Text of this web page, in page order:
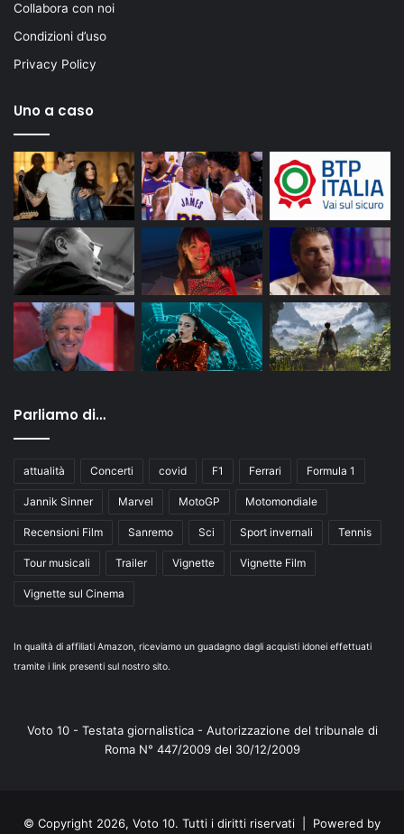
Collabora con noi
Condizioni d’uso
Privacy Policy
Uno a caso
Parliamo di…
attualità Concerti covid F1 Ferrari Formula 1
Jannik Sinner Marvel MotoGP Motomondiale
Recensioni Film Sanremo Sci Sport invernali Tennis
Tour musicali Trailer Vignette Vignette Film
Vignette sul Cinema
In qualità di affiliati Amazon, riceviamo un guadagno dagli acquisti idonei effettuati
tramite i link presenti sul nostro sito.
Voto 10 - Testata giornalistica - Autorizzazione del tribunale di
Roma N° 447/2009 del 30/12/2009
© Copyright 2026, Voto 10. Tutti i diritti riservati | Powered by